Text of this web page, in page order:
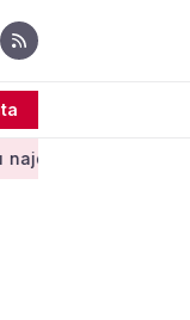
izrazima Europe'